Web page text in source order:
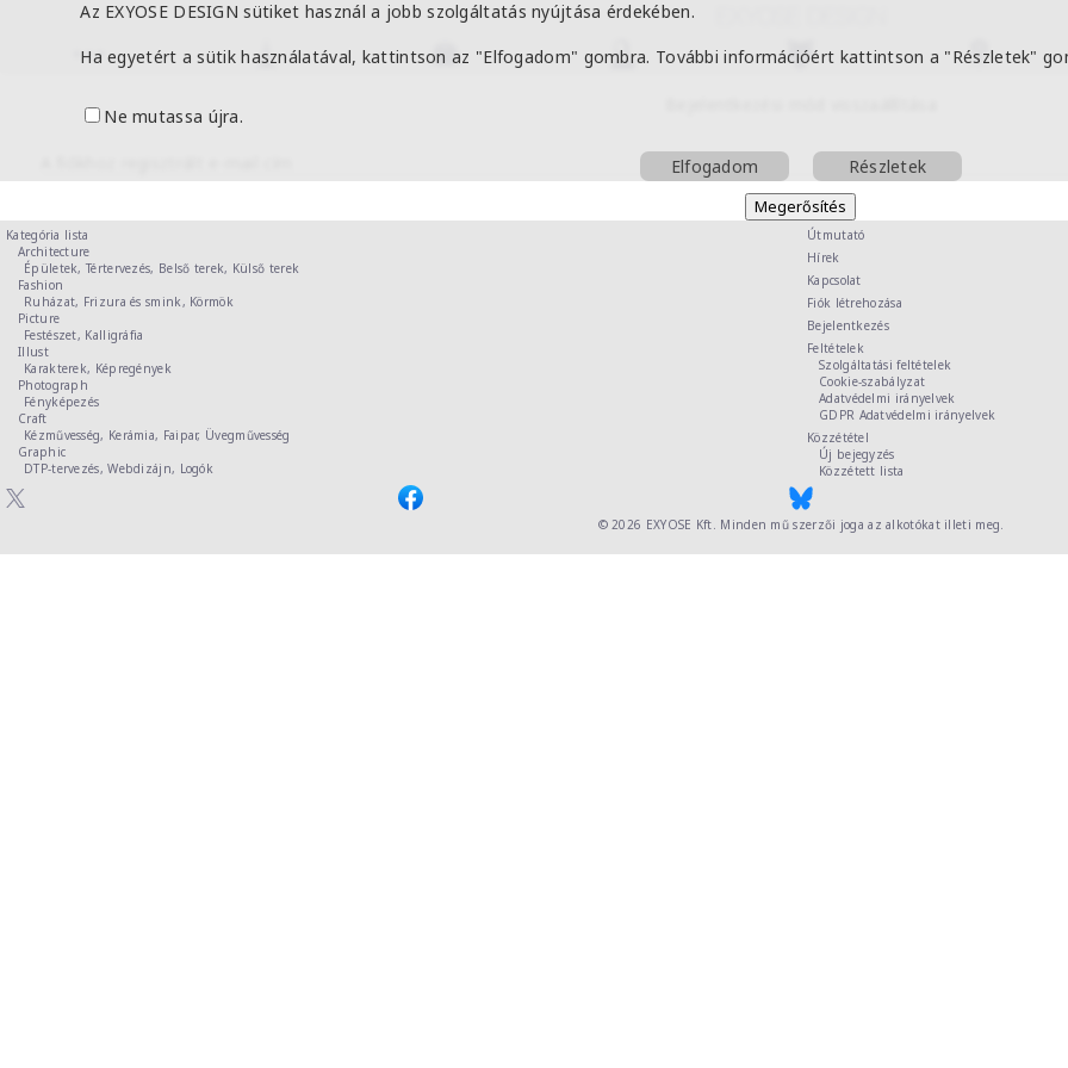
Az EXYOSE DESIGN sütiket használ a jobb szolgáltatás nyújtása érdekében.
Ha egyetért a sütik használatával, kattintson az "Elfogadom" gombra. További információért kattintson a "Részletek"
Ne mutassa újra.
Elfogadom Részletek
Kategória lista
Architecture
Épületek, Tértervezés, Belső terek, Külső terek
Fashion
Ruházat, Frizura és smink, Körmök
Picture
Festészet, Kalligráfia
Illust
Karakterek, Képregények
Photograph
Fényképezés
Craft
Kézművesség, Kerámia, Faipar, Üvegművesség
Graphic
DTP-tervezés,Webdizájn, Logók
Útmutató
Hírek
Kapcsolat
Fiók létrehozása
Bejelentkezés
Feltételek
Szolgáltatási feltételek
Cookie-szabályzat
Adatvédelmi irányelvek
GDPR Adatvédelmi irányelvek
Közzététel
Új bejegyzés
Közzétett lista
© 2026 EXYOSE Kft. Minden mű szerzői joga az alkotókat illeti meg.